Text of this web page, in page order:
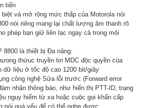
tiến
biệt và mở rộng mức thấp của Motorola nói
nói riêng mang lại chất lượng âm thanh rõ
phép bạn giữ liên lạc ngay cả trong môi
8800 là thiết bị Đa năng:
thứuc truyền tin MDC độc quyền của
dữ liệu ở tốc độ cao 1200 bit/giây
công nghệ Sửa lỗi trước (Forward error
nhận thông báo, như hiển thị PTT-ID, trạng
nguy hiểm từ xa hoặc cuộc gọi khẩn cấp
nói quá yếu để có thể nghe được